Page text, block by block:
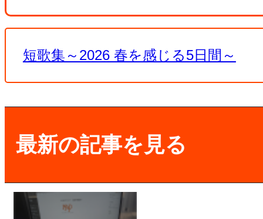
短歌集～2026 春を感じる5日間～
最新の記事を見る